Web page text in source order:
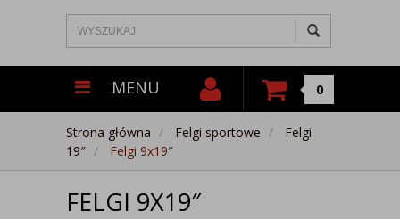
MENU 0
Strona główna Felgi sportowe
Felgi
19″
Felgi 9x19″
FELGI 9X19″